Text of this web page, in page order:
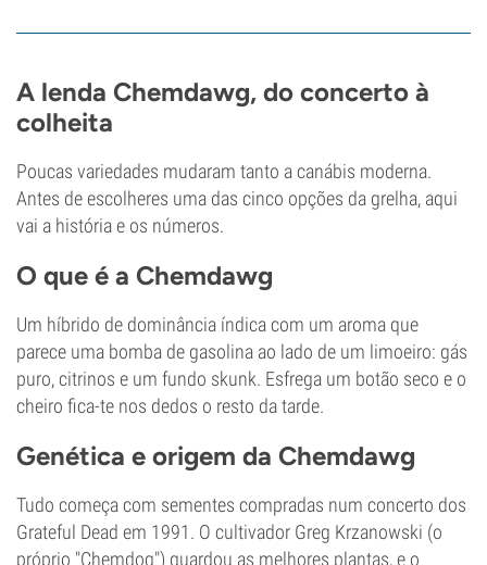
A lenda Chemdawg, do concerto à
colheita
Poucas variedades mudaram tanto a canábis moderna.
Antes de escolheres uma das cinco opções da grelha, aqui
vai a história e os números.
O que é a Chemdawg
Um híbrido de dominância índica com um aroma que
parece uma bomba de gasolina ao lado de um limoeiro: gás
puro, citrinos e um fundo skunk. Esfrega um botão seco e o
cheiro fica-te nos dedos o resto da tarde.
Genética e origem da Chemdawg
Tudo começa com sementes compradas num concerto dos
Grateful Dead em 1991. O cultivador Greg Krzanowski (o
próprio "Chemdog") guardou as melhores plantas, e o